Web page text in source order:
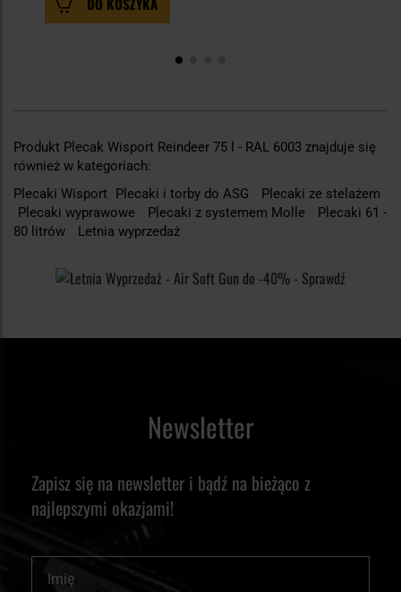
Produkt Plecak Wisport Reindeer 75 l - RAL 6003 znajduje się
również w kategoriach:
Plecaki Wisport
Plecaki i torby do ASG
Plecaki ze stelażem
Plecaki wyprawowe
Plecaki z systemem Molle
Plecaki 61 -
80 litrów
Letnia wyprzedaż
Newsletter
Zapisz się na newsletter i bądź na bieżąco z
najlepszymi okazjami!